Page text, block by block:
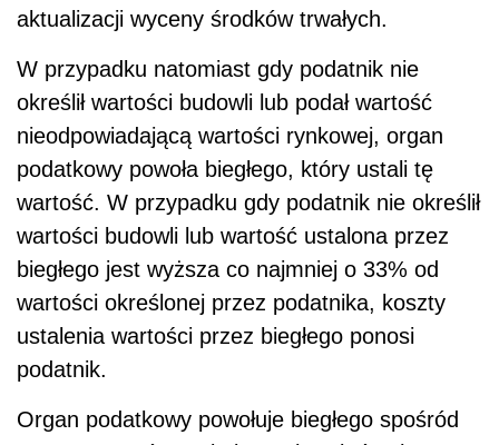
aktualizacji wyceny środków trwałych.
W przypadku natomiast gdy podatnik nie
określił wartości budowli lub podał wartość
nieodpowiadającą wartości rynkowej, organ
podatkowy powoła biegłego, który ustali tę
wartość. W przypadku gdy podatnik nie określił
wartości budowli lub wartość ustalona przez
biegłego jest wyższa co najmniej o 33% od
wartości określonej przez podatnika, koszty
ustalenia wartości przez biegłego ponosi
podatnik.
Organ podatkowy powołuje biegłego spośród